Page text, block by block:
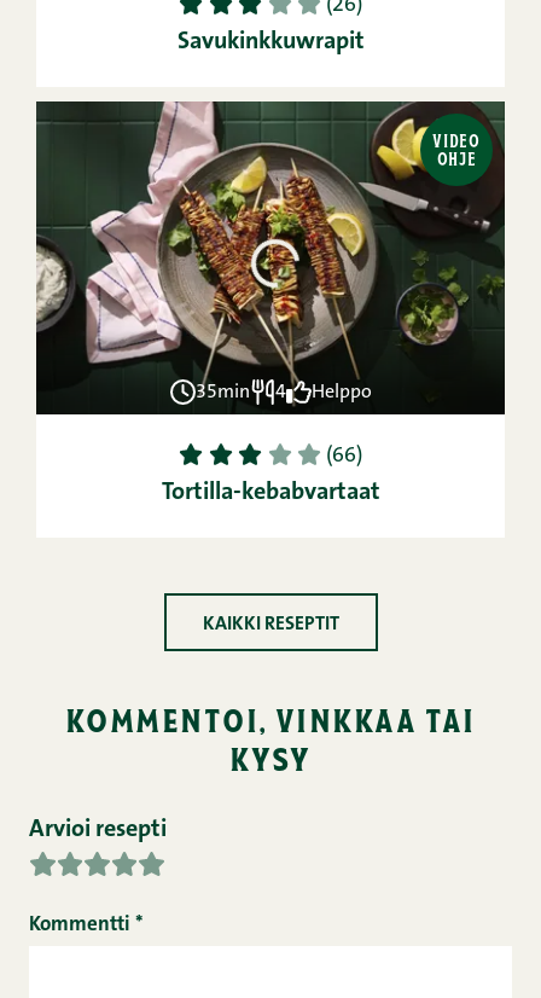
1 2 3 4 5 (26)
Savukinkkuwrapit
VIDEO
OHJE
35min 4 Helppo
1 2 3 4 5 (66)
Tortilla-kebabvartaat
KAIKKI RESEPTIT
kommentoi, vinkkaa tai
kysy
Arvioi resepti
Kommentti *